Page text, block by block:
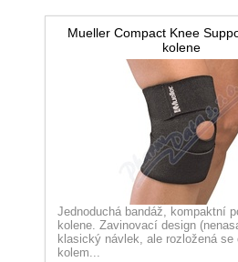
Mueller Compact Knee
kolene
Jednoduchá bandáž, kompaktní
kolene. Zavinovací design
klasický návlek, ale rozložená se
kolem...